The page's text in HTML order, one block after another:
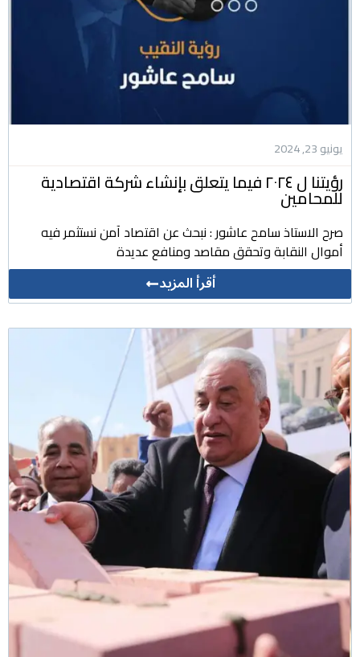
يونيو 23, 2024
رؤيتنا ل ٢٠٢٤ فيما يتعلق بإنشاء شركة اقتصادية
للمحامين
صرح الاستاذ سامح عاشور : نبحث عن اقتصاد آمن نستثمر فيه
أموال النقابة وتحقق مقاصد ومنافع عديدة
أقرأ المزيد